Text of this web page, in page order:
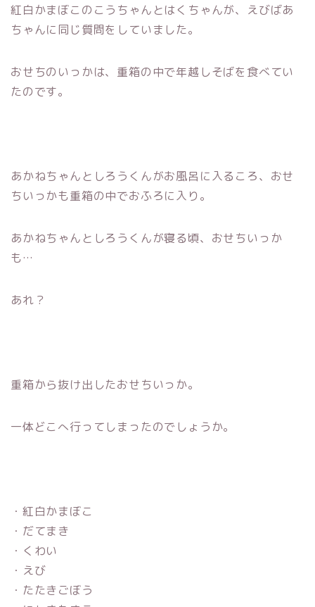
紅白かまぼこのこうちゃんとはくちゃんが、えびばあ
ちゃんに同じ質問をしていました。
おせちのいっかは、重箱の中で年越しそばを食べてい
たのです。
あかねちゃんとしろうくんがお風呂に入るころ、おせ
ちいっかも重箱の中でおふろに入り。
あかねちゃんとしろうくんが寝る頃、おせちいっか
も…
あれ？
重箱から抜け出したおせちいっか。
一体どこへ行ってしまったのでしょうか。
・紅白かまぼこ
・だてまき
・くわい
・えび
・たたきごぼう